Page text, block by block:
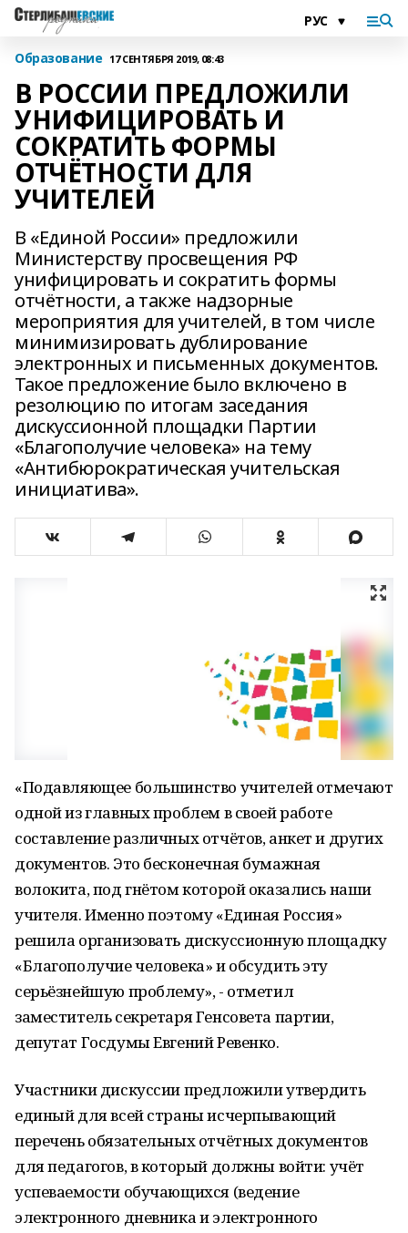
Образование 17 СЕНТЯБРЯ 2019, 08:43
В РОССИИ ПРЕДЛОЖИЛИ
УНИФИЦИРОВАТЬ И
СОКРАТИТЬ ФОРМЫ
ОТЧЁТНОСТИ ДЛЯ
УЧИТЕЛЕЙ
В «Единой России» предложили
Министерству просвещения РФ
унифицировать и сократить формы
отчётности, а также надзорные
мероприятия для учителей, в том числе
минимизировать дублирование
электронных и письменных документов.
Такое предложение было включено в
резолюцию по итогам заседания
дискуссионной площадки Партии
«Благополучие человека» на тему
«Антибюрократическая учительская
инициатива».
«Подавляющее большинство учителей отмечают
одной из главных проблем в своей работе
составление различных отчётов, анкет и других
документов. Это бесконечная бумажная
волокита, под гнётом которой оказались наши
учителя. Именно поэтому «Единая Россия»
решила организовать дискуссионную площадку
«Благополучие человека» и обсудить эту
серьёзнейшую проблему», - отметил
заместитель секретаря Генсовета партии,
депутат Госдумы Евгений Ревенко.
Участники дискуссии предложили утвердить
единый для всей страны исчерпывающий
перечень обязательных отчётных документов
для педагогов, в который должны войти: учёт
успеваемости обучающихся (ведение
электронного дневника и электронного